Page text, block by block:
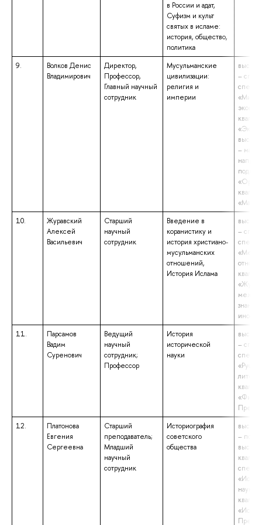
в России и адат,
Суфизм и культ
святых в исламе:
история, общество,
политика
9.
Волков Денис
Владимирович
Директор,
Профессор,
Главный научный
сотрудник
Мусульманские
цивилизации:
религия и
империи
–
–
10.
Журавский
Алексей
Васильевич
Старший
научный
сотрудник
Введение в
коранистику и
история христиано-
мусульманских
отношений,
История Ислама
–
11.
Парсамов
Вадим
Суренович
Ведущий
научный
сотрудник;
Профессор
История
исторической
науки
–
12.
Платонова
Евгения
Сергеевна
Старший
преподаватель;
Младший
научный
сотрудник
Историография
советского
общества
–
науки